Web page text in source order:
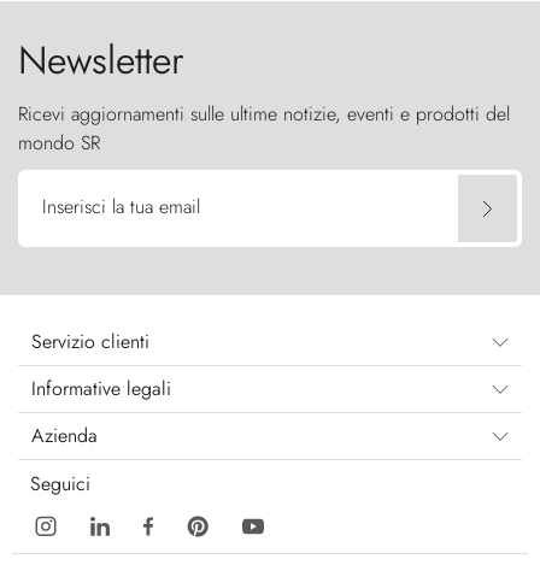
Newsletter
Ricevi aggiornamenti sulle ultime notizie, eventi e prodotti del
mondo SR
Inserisci la tua email
Servizio clienti
Informative legali
Azienda
Seguici